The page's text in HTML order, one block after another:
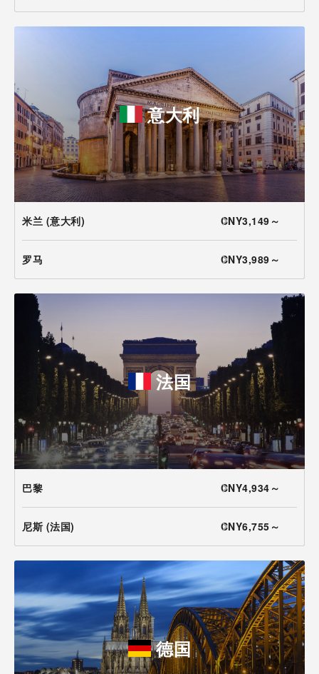
意大利
米兰 (意大利) CNY3,149～
罗马 CNY3,989～
法国
巴黎 CNY4,934～
尼斯 (法国) CNY6,755～
德国